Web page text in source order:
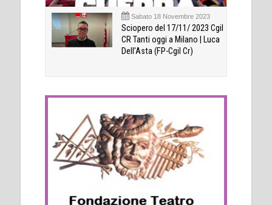
Sabato 18 Novembre 2023
Sciopero del 17/11/ 2023 Cgil
CR Tanti oggi a Milano | Luca
Dell’Asta (FP-Cgil Cr)